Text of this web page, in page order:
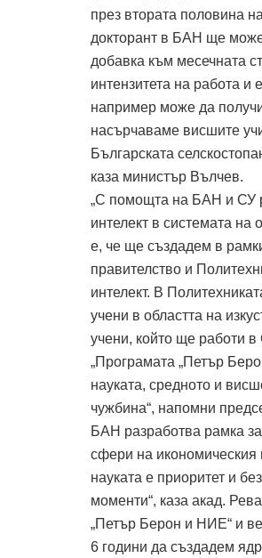
през втората половина
докторант в БАН ще
добавка към месечната
интензитета на работа
например може да
насърчаваме висшите
Българската
каза министър Вълчев.
„С помощта на БАН и СУ
интелект в системата на
е, че ще създадем в
правителство и
интелект. В
учени в областта на
учени, който ще работи
„Програмата „Петър
науката, средното и
чужбина“, напомни
БАН разработва рамка за
сфери на икономическия
науката е приоритет и
моменти“, каза акад.
„Петър Берон и НИЕ“ и
6 години да създадем